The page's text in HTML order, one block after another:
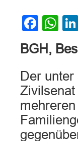
BGH,
Der